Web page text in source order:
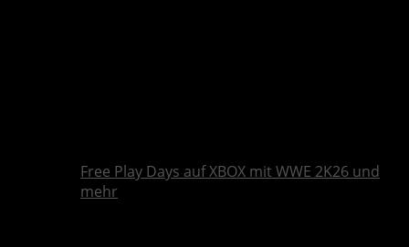
Free Play Days auf XBOX mit WWE 2K26 und
mehr